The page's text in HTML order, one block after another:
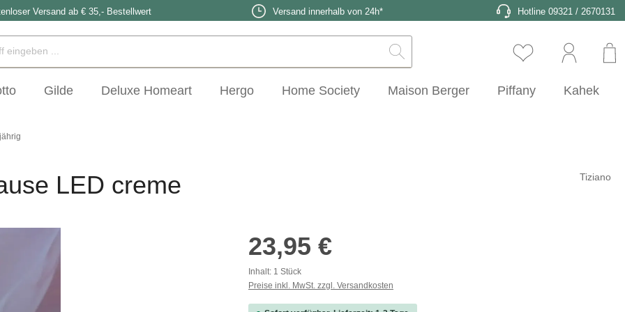
Versand ab € 35,- Bestellwert Versand innerhalb von 24h* Hotline 09321 / 2670131
Gilde Deluxe Homeart Hergo Home Society Maison Berger Piffany Kaheku
LED creme Tiziano
23,95 €
Inhalt: 1 Stück
Preise inkl. MwSt. zzgl. Versandkosten